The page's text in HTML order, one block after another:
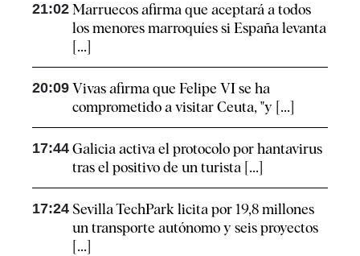
21:02 Marruecos afirma que aceptará a todos
los menores marroquíes si España levanta
[...]
20:09 Vivas afirma que Felipe VI se ha
comprometido a visitar Ceuta, "y [...]
17:44 Galicia activa el protocolo por hantavirus
tras el positivo de un turista [...]
17:24 Sevilla TechPark licita por 19,8 millones
un transporte autónomo y seis proyectos
[...]